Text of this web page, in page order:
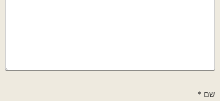
שם *